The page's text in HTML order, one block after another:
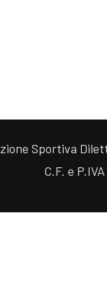
Sportiva
C.F. e